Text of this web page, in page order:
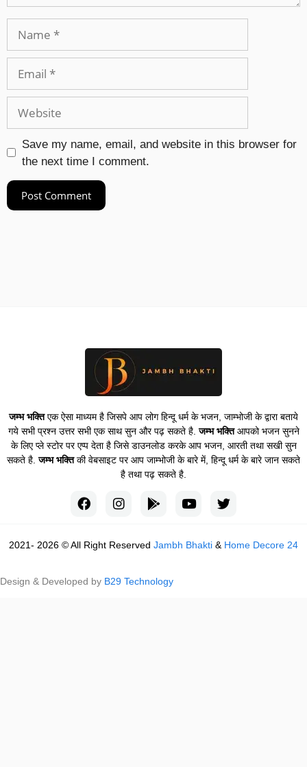
Save my name, email, and website in this browser for
the next time I comment.
जम्भ भक्तिएक ऐसा माध्यम है जिसपे आप लोग हिन्दू धर्म के भजन, जाम्भोजी के द्वारा बताये
गये सभी प्रश्न उत्तर सभी एक साथ सुन और पढ़ सकते है.जम्भ भक्तिआपको भजन सुनने
के लिए प्ले स्टोर पर एप्प देता है जिसे डाउनलोड करके आप भजन, आरती तथा सखी सुन
सकते है.जम्भ भक्तिकी वेबसाइट पर आप जाम्भोजी के बारे में, हिन्दू धर्म के बारे जान सकते
है तथा पढ़ सकते है.
2021- 2026 © All Right Reserved Jambh Bhakti & Home Decore 24
Design & Developed by B29 Technology